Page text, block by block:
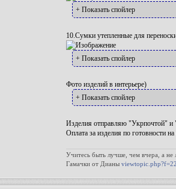
+ Показать спойлер
10.Сумки утепленные для
+ Показать спойлер
Фото изделий в интерьере)
+ Показать спойлер
Изделия отправляю "Укрпочтой" и
Оплата за изделия по готовности
Учитесь быть лучше, чeм вчера, а не
Гамачки от Дианы